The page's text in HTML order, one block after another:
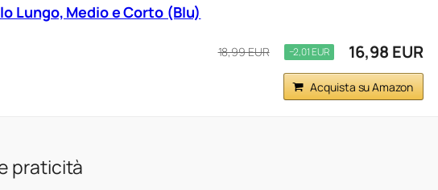
Lungo, Medio e Corto (Blu)
18,99 EUR −2,01 EUR 16,98 EUR
Acquista su Amazon
praticità